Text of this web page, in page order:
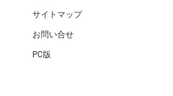
サイトマップ
お問い合せ
PC版